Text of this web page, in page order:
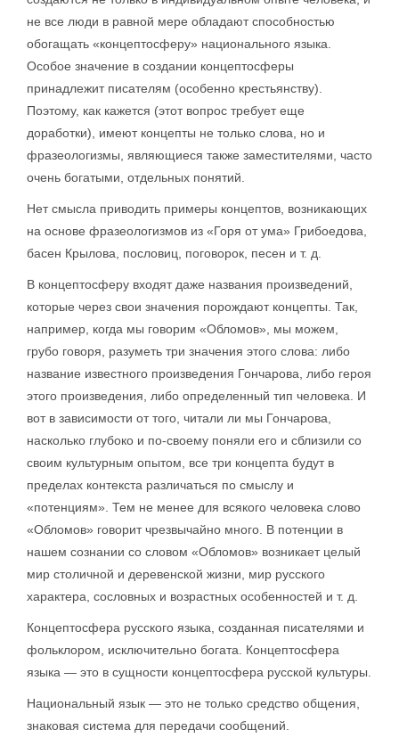
не все люди в равной мере обладают способностью
обогащать «концептосферу» национального языка.
Особое значение в создании концептосферы
принадлежит писателям (особенно крестьянству).
Поэтому, как кажется (этот вопрос требует еще
доработки), имеют концепты не только слова, но и
фразеологизмы, являющиеся также заместителями, часто
очень богатыми, отдельных понятий.
Нет смысла приводить примеры концептов, возникающих
на основе фразеологизмов из «Горя от ума» Грибоедова,
басен Крылова, пословиц, поговорок, песен и т. д.
В концептосферу входят даже названия произведений,
которые через свои значения порождают концепты. Так,
например, когда мы говорим «Обломов», мы можем,
грубо говоря, разуметь три значения этого слова: либо
название известного произведения Гончарова, либо героя
этого произведения, либо определенный тип человека. И
вот в зависимости от того, читали ли мы Гончарова,
насколько глубоко и по-своему поняли его и сблизили со
своим культурным опытом, все три концепта будут в
пределах контекста различаться по смыслу и
«потенциям». Тем не менее для всякого человека слово
«Обломов» говорит чрезвычайно много. В потенции в
нашем сознании со словом «Обломов» возникает целый
мир столичной и деревенской жизни, мир русского
характера, сословных и возрастных особенностей и т. д.
Концептосфера русского языка, созданная писателями и
фольклором, исключительно богата. Концептосфера
языка — это в сущности концептосфера русской культуры.
Национальный язык — это не только средство общения,
знаковая система для передачи сообщений.